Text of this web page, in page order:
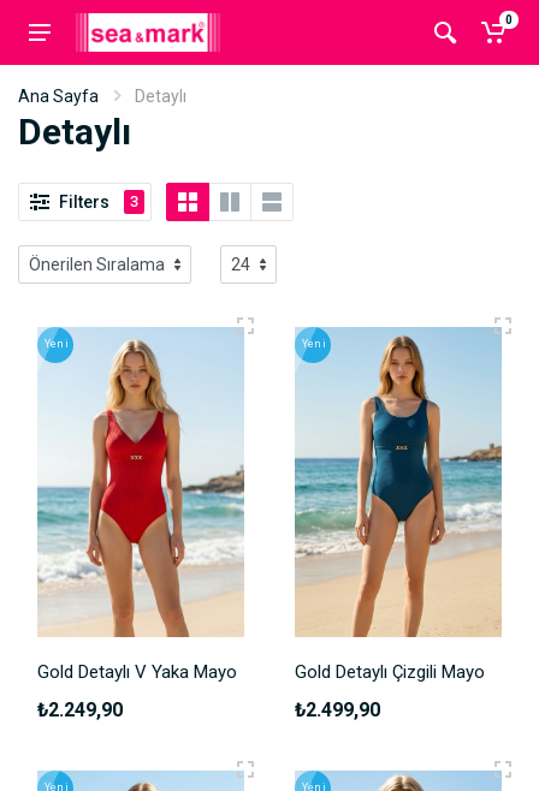
0
Ana Sayfa Detaylı
Detaylı
Filters 3
Yeni
Gold Detaylı V Yaka Mayo
₺2.249,90
Yeni
Gold Detaylı Çizgili Mayo
₺2.499,90
Yeni Yeni